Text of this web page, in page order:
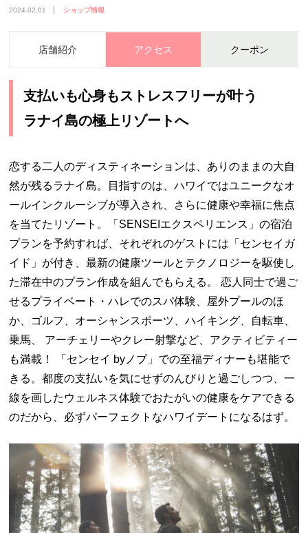
2024.02.01 ショップ情報
店舗紹介 アクセス クーポン
支払いも心身もストレスフリーが叶う
ラナイ島の極上リゾートへ
恋する二人のディスティネーションは、ありのままの大自
然が残るラナイ島。目指すのは、ハワイではユニークなオ
ールインクルーシブが導入され、さらに健康や幸福に焦点
を当てたリゾート。「SENSEIエクスペリエンス」の宿泊
プランを予約すれば、それぞれのゲストには「センセイガ
イド」が付き、最新の健康ツールとテクノロジーを駆使し
た滞在中のプラン作成を組んでもらえる。 恋人同士で過ご
せるプライベート・ハレでのスパ体験、屋外プールのほ
か、ゴルフ、オーシャンスポーツ、ハイキング、自転車、
乗馬、 アーチェリーやクレー射撃など、アクティビティー
も満載！ 「センセイ byノブ」での至福ディナーも堪能で
きる。都度の支払いを気にせずのんびりと過ごしつつ、一
線を画したウェルネス体験でおたがいの健康をケアできる
のだから、必ずパーフェクトなハワイデートになるはず。